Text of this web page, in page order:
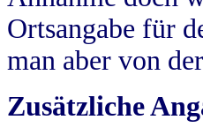
Ortsangabe für
man aber von
Zusätzliche